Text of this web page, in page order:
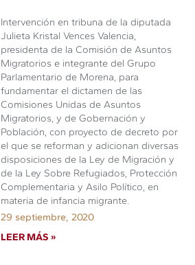
Intervención en tribuna de la diputada
Julieta Kristal Vences Valencia,
presidenta de la Comisión de Asuntos
Migratorios e integrante del Grupo
Parlamentario de Morena, para
fundamentar el dictamen de las
Comisiones Unidas de Asuntos
Migratorios, y de Gobernación y
Población, con proyecto de decreto por
el que se reforman y adicionan diversas
disposiciones de la Ley de Migración y
de la Ley Sobre Refugiados, Protección
Complementaria y Asilo Político, en
materia de infancia migrante.
29 septiembre, 2020
LEER MÁS »